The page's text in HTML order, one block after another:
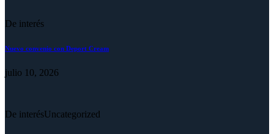
De interés
Nuevo convenio con Deport Cream
julio 10, 2026
De interésUncategorized